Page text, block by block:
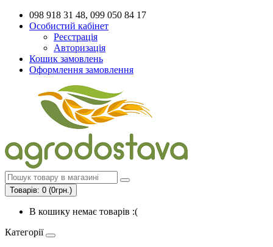
098 918 31 48, 099 050 84 17
Особистий кабінет
Реєстрація
Авторизація
Кошик замовлень
Оформлення замовлення
Товарів: 0 (0грн.)
В кошику немає товарів :(
Категорії